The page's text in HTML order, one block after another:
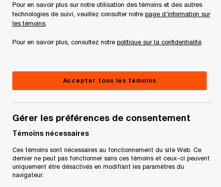
Documents
Processus de réclamation
Requêtes à la Cour et ordonnances
Avis aux créanciers
Pour en savoir plus sur notre utilisation des témoins et des autres
technologies de suivi, veuillez consulter notre page d'information sur
les témoins
Pour en savoir plus, consultez notre politique sur la confidentialité
Accepter tous les témoins
Gérer les préférences de consentement
Témoins nécessaires
Ces témoins sont nécessaires au fonctionnement du site Web. Ce
dernier ne peut pas fonctionner sans ces témoins et ceux-ci peuvent
uniquement être désactivés en modifiant les paramètres du
navigateur.